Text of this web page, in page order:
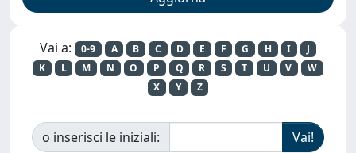
Vai a: 0-9 A B C D E F G H I
J
K
L M N O P Q R S T U V
W
X
Y Z
o inserisci le iniziali: